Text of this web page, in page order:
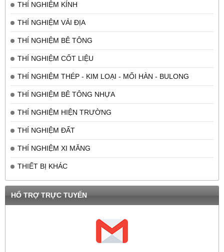
THÍ NGHIỆM KÍNH
THÍ NGHIỆM VẢI ĐỊA
THÍ NGHIỆM BÊ TÔNG
THÍ NGHIỆM CỐT LIỆU
THÍ NGHIỆM THÉP - KIM LOẠI - MỐI HÀN - BULONG
THÍ NGHIỆM BÊ TÔNG NHỰA
THÍ NGHIỆM HIỆN TRƯỜNG
THÍ NGHIỆM ĐẤT
THÍ NGHIỆM XI MĂNG
THIẾT BỊ KHÁC
HỔ TRỢ TRỰC TUYẾN